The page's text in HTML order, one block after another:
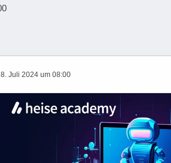
Juli 2024 um 08:00